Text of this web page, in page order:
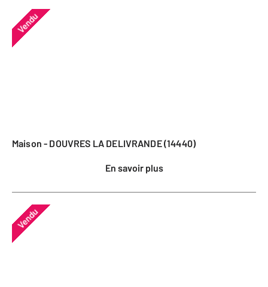
Vendu
Maison - DOUVRES LA DELIVRANDE (14440)
En savoir plus
Vendu